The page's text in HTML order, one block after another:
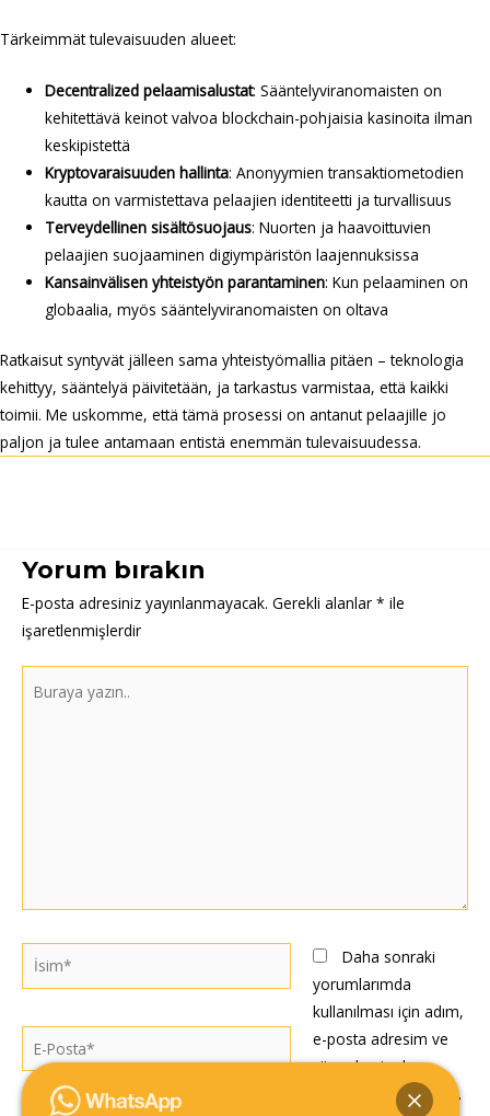
Tärkeimmät tulevaisuuden alueet:
Decentralized pelaamisalustat: Sääntelyviranomaisten on
kehitettävä keinot valvoa blockchain-pohjaisia kasinoita ilman
keskipistettä
Kryptovaraisuuden hallinta: Anonyymien transaktiometodien
kautta on varmistettava pelaajien identiteetti ja turvallisuus
Terveydellinen sisältösuojaus: Nuorten ja haavoittuvien
pelaajien suojaaminen digiympäristön laajennuksissa
Kansainvälisen yhteistyön parantaminen: Kun pelaaminen on
globaalia, myös sääntelyviranomaisten on oltava
Ratkaisut syntyvät jälleen sama yhteistyömallia pitäen – teknologia
kehittyy, sääntelyä päivitetään, ja tarkastus varmistaa, että kaikki
toimii. Me uskomme, että tämä prosessi on antanut pelaajille jo
paljon ja tulee antamaan entistä enemmän tulevaisuudessa.
Yorum bırakın
E-posta adresiniz yayınlanmayacak. Gerekli alanlar * ile
işaretlenmişlerdir
İsim*
Posta*
Daha sonraki
yorumlarımda
kullanılması için adım,
e-posta adresim ve
site adresim bu
tarayıcıya kaydedilsin.